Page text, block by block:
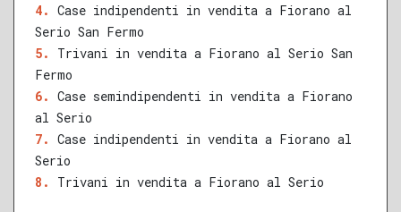
B C D E F G
Case indipendenti in vendita a Fiorano al
Serio San Fermo
Trivani in vendita a Fiorano al Serio San
Fermo
Case semindipendenti in vendita a Fiorano
al Serio
Case indipendenti in vendita a Fiorano al
Serio
Trivani in vendita a Fiorano al Serio